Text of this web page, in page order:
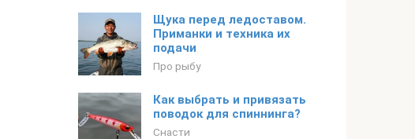
Щука перед ледоставом.
Приманки и техника их
подачи
Про рыбу
Как выбрать и привязать
поводок для спиннинга?
Снасти